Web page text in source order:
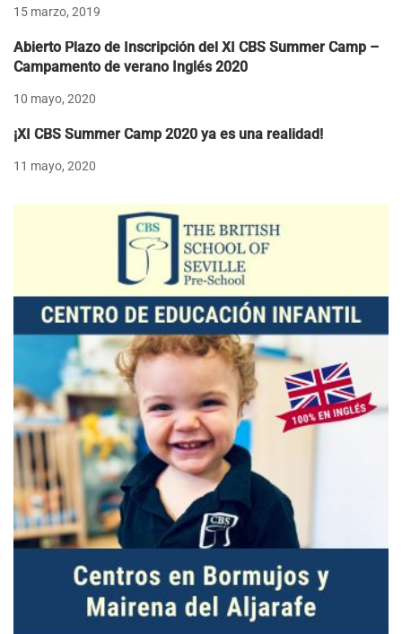
15 marzo, 2019
Abierto Plazo de Inscripción del XI CBS Summer Camp –
Campamento de verano Inglés 2020
10 mayo, 2020
¡XI CBS Summer Camp 2020 ya es una realidad!
11 mayo, 2020